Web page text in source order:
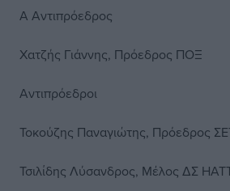
Α Αντιπρόεδρος
Χατζής Γιάννης, Πρόεδρος ΠΟΞ
Αντιπρόεδροι
Τοκούζης Παναγιώτης, Πρόεδρος
Τσιλίδης Λύσανδρος, Μέλος ΔΣ